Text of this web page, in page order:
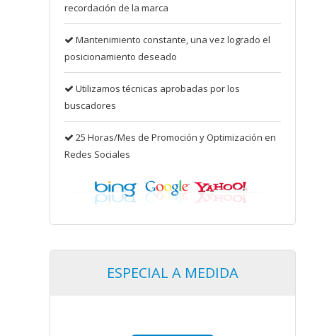
recordación de la marca
Mantenimiento constante, una vez logrado el
posicionamiento deseado
Utilizamos técnicas aprobadas por los
buscadores
25 Horas/Mes de Promoción y Optimización en
Redes Sociales
ESPECIAL A MEDIDA